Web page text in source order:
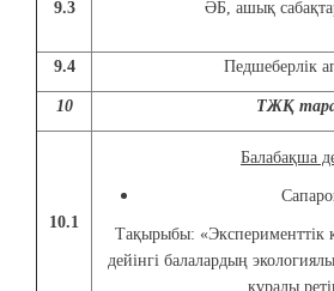
9.3 ӘБ, ашық
9.4 Педшеберлік
10 ТЖҚ
10.1
Балабақша
Тақырыбы: «Эксперименттік
дейінгі балалардың
құралы